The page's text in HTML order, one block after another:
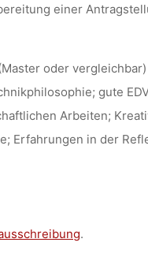
einer
oder
gute
Arbeiten;
Erfahrungen in der
.